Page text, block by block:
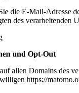
die E-Mail-Adresse
des verarbeitenden
und Opt-Out
allen Domains des
https://